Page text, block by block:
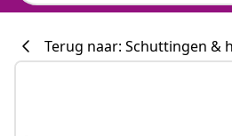
Terug naar: Schuttingen &